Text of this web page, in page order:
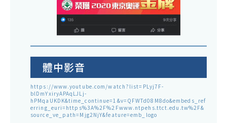
體中影音
https://www.youtube.com/watch?list=PLyj7F-
blDmYxiryAPAqLJLj-
hPMqaUKDK&time_continue=1&v=QFWTd08M8do&embeds_ref
erring_euri=https%3A%2F%2Fwww.ntpehs.ttct.edu.tw%2F&
source_ve_path=Mjg2NjY&feature=emb_logo